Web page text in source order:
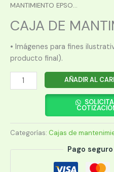
MANTIMIENTO EPSO...
CAJA DE
• Imágenes para fines
producto final).
CAJA
DE
C12C937181
(AM-
C4000/5000/6000)
AÑADIR AL
Categorías: Cajas de
Pago